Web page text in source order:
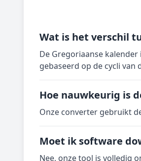
Wat is het verschil
De Gregoriaanse
gebaseerd op de cycli
Hoe nauwkeurig is
Onze converter gebruikt
Moet ik software
Nee, onze tool is volledig